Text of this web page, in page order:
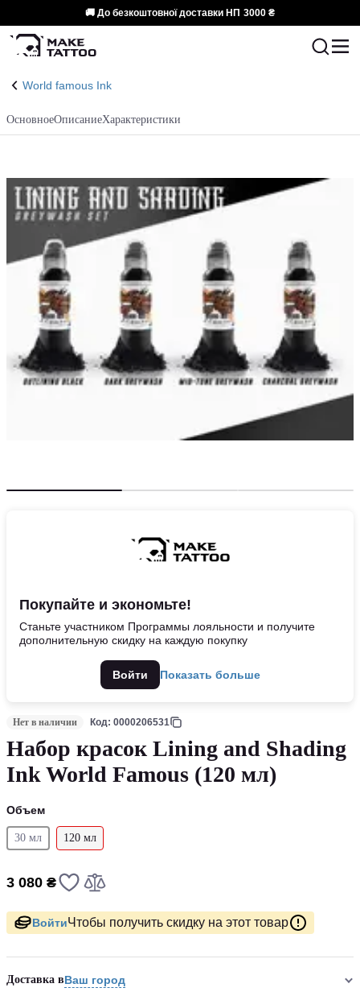
🚚 До безкоштовної доставки НП 3000 ₴
World famous Ink
ОсновноеОписаниеХарактеристики
Покупайте и экономьте!
Станьте участником Программы лояльности и получите
дополнительную скидку на каждую покупку
Войти Показать больше
Нет в наличии Код: 0000206531
Набор красок Lining and Shading
Ink World Famous (120 мл)
Объем
30 мл 120 мл
3 080 ₴
ВойтиЧтобы получить скидку на этот товар
Доставка вВаш город